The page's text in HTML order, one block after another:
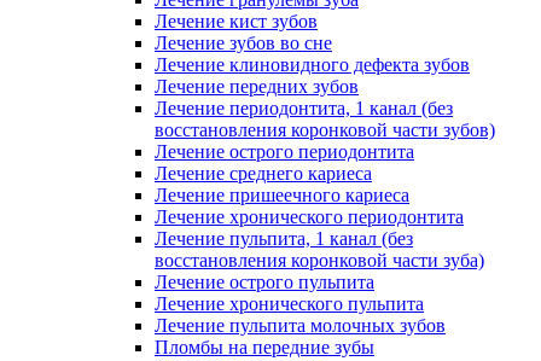
Лечение кист зубов
Лечение зубов во сне
Лечение клиновидного дефекта зубов
Лечение передних зубов
Лечение периодонтита, 1 канал (без
восстановления коронковой части зубов)
Лечение острого периодонтита
Лечение среднего кариеса
Лечение пришеечного кариеса
Лечение хронического периодонтита
Лечение пульпита, 1 канал (без
восстановления коронковой части зуба)
Лечение острого пульпита
Лечение хронического пульпита
Лечение пульпита молочных зубов
Пломбы на передние зубы